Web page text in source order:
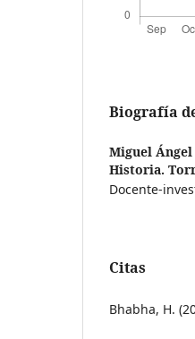
Biografía
Miguel
Historia.
Docente-
Citas
Bhabha, H.